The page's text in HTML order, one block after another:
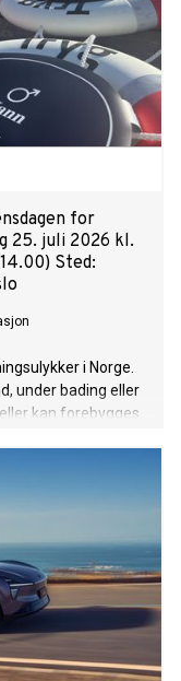
for
25. juli 2026 kl.
Sted:
i Norge.
under bading eller
kan forebygges.